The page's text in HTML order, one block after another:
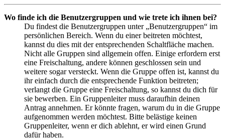
Wo finde ich die Benutzergruppen und wie trete ich ihnen bei?
Du findest die Benutzergruppen unter „Benutzergruppen“ im
persönlichen Bereich. Wenn du einer beitreten möchtest,
kannst du dies mit der entsprechenden Schaltfläche machen.
Nicht alle Gruppen sind allgemein offen. Einige erfordern erst
eine Freischaltung, andere können geschlossen sein und
weitere sogar versteckt. Wenn die Gruppe offen ist, kannst du
ihr einfach durch die entsprechende Funktion beitreten;
verlangt die Gruppe eine Freischaltung, so kannst du dich für
sie bewerben. Ein Gruppenleiter muss daraufhin deinen
Antrag annehmen. Er könnte fragen, warum du in die Gruppe
aufgenommen werden möchtest. Bitte belästige keinen
Gruppenleiter, wenn er dich ablehnt, er wird einen Grund
dafür haben.